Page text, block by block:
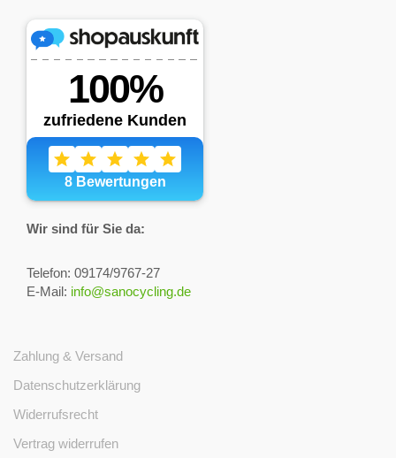
Wir sind für Sie da:
Telefon: 09174/9767-27
E-Mail: info@sanocycling.de
Zahlung & Versand
Datenschutzerklärung
Widerrufsrecht
Vertrag widerrufen